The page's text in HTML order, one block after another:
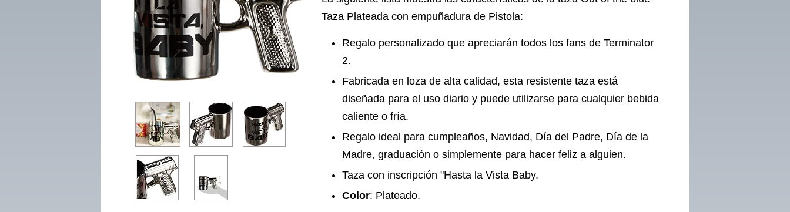
Taza Plateada con empuñadura de Pistola:
Regalo personalizado que apreciarán todos los fans de Terminator
2.
Fabricada en loza de alta calidad, esta resistente taza está
diseñada para el uso diario y puede utilizarse para cualquier bebida
caliente o fría.
Regalo ideal para cumpleaños, Navidad, Día del Padre, Día de la
Madre, graduación o simplemente para hacer feliz a alguien.
Taza con inscripción "Hasta la Vista Baby.
Color: Plateado.